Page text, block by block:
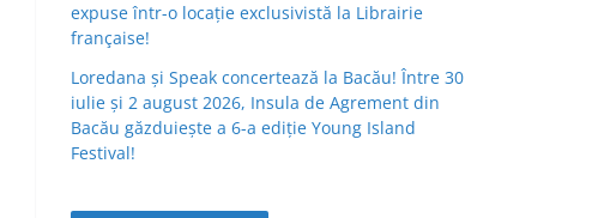
expuse într-o locație exclusivistă la Librairie
française!
Loredana și Speak concertează la Bacău! Între 30
iulie și 2 august 2026, Insula de Agrement din
Bacău găzduiește a 6-a ediție Young Island
Festival!